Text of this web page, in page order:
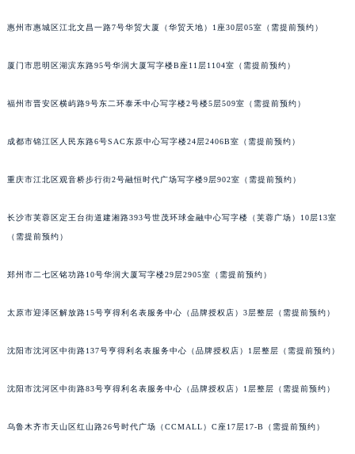
惠州市惠城区江北文昌一路7号华贸大厦（华贸天地）1座30层05室（需提前预约）
厦门市思明区湖滨东路95号华润大厦写字楼B座11层1104室（需提前预约）
福州市晋安区横屿路9号东二环泰禾中心写字楼2号楼5层509室（需提前预约）
成都市锦江区人民东路6号SAC东原中心写字楼24层2406B室（需提前预约）
重庆市江北区观音桥步行街2号融恒时代广场写字楼9层902室（需提前预约）
长沙市芙蓉区定王台街道建湘路393号世茂环球金融中心写字楼（芙蓉广场）10层13室
（需提前预约）
郑州市二七区铭功路10号华润大厦写字楼29层2905室（需提前预约）
太原市迎泽区解放路15号亨得利名表服务中心（品牌授权店）3层整层（需提前预约）
沈阳市沈河区中街路137号亨得利名表服务中心（品牌授权店）1层整层（需提前预约）
沈阳市沈河区中街路83号亨得利名表服务中心（品牌授权店）1层整层（需提前预约）
乌鲁木齐市天山区红山路26号时代广场（CCMALL）C座17层17-B（需提前预约）